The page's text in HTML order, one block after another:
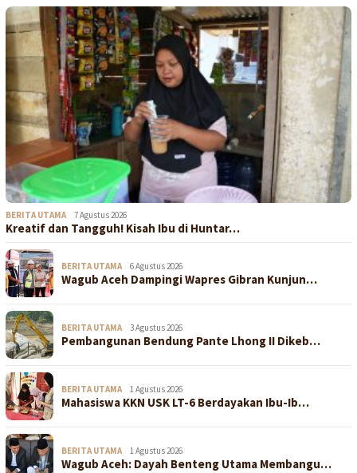
BERITA UTAMA 7 Agustus 2026
Kreatif dan Tangguh! Kisah Ibu di Huntar…
BERITA UTAMA 6 Agustus 2026
Wagub Aceh Dampingi Wapres Gibran Kunjun…
BERITA UTAMA 3 Agustus 2026
Pembangunan Bendung Pante Lhong II Dikeb…
BERITA UTAMA 1 Agustus 2026
Mahasiswa KKN USK LT-6 Berdayakan Ibu-Ib…
BERITA UTAMA 1 Agustus 2026
Wagub Aceh: Dayah Benteng Utama Membangu…